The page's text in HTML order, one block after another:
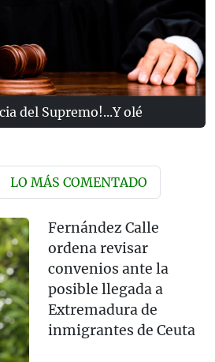
del Supremo!...Y olé
LO MÁS COMENTADO
Fernández Calle
ordena revisar
convenios ante la
posible llegada a
Extremadura de
inmigrantes de Ceuta